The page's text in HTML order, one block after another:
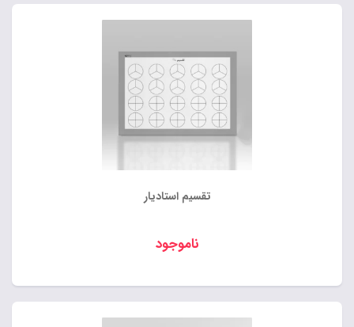
تقسیم استادیار
ناموجود